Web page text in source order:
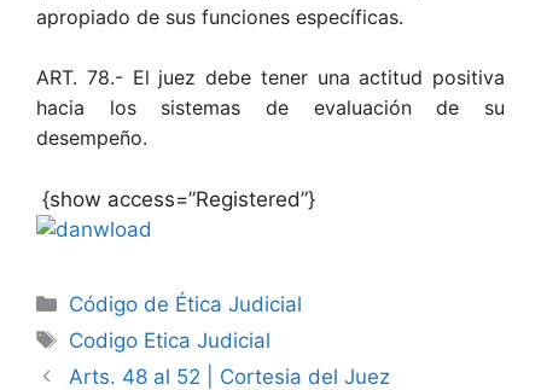
apropiado de sus funciones específicas.
ART. 78.- El juez debe tener una actitud positiva
hacia los sistemas de evaluación de su
desempeño.
{show access=”Registered”}
Categories
Código de Ética Judicial
Tags
Codigo Etica Judicial
Arts. 48 al 52 | Cortesia del Juez